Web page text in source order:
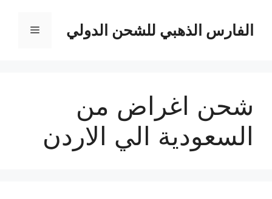
المحتوىالفارس الذهبي للشحن الدولي القائمة
شحن اغراض من
السعودية الي الاردن